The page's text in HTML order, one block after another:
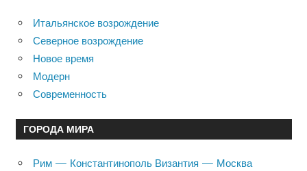
Итальянское возрождение
Северное возрождение
Новое время
Модерн
Современность
ГОРОДА МИРА
Рим — Константинополь Византия — Москва